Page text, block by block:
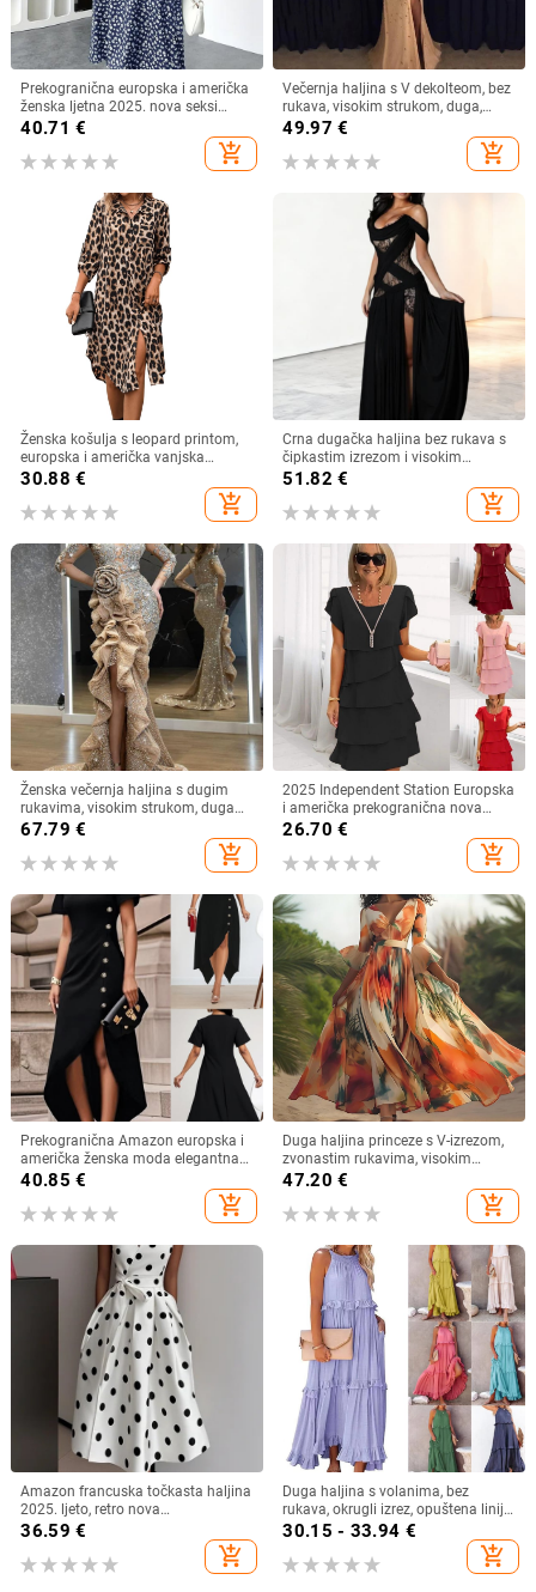
Prekogranična europska i američka
ženska ljetna 2025. nova seksi
haljina s V-izrezom i kratkim
cvjetnim uzorkom s Amazon
40.71 €
add_shopping_cart
Večernja haljina s V dekolteom, bez
rukava, visokim strukom, duga,
swing kroj, poliester, zip
49.97 €
add_shopping_cart
Ženska košulja s leopard printom,
europska i američka vanjska
trgovina, tkana haljina s rukavima i
sedam točaka, široka modna
ženska midi haljina s razdjelnim
30.88 €
add_shopping_cart
Crna dugačka haljina bez rukava s
čipkastim izrezom i visokim
prorezom, večernja haljina
51.82 €
add_shopping_cart
Ženska večernja haljina s dugim
rukavima, visokim strukom, duga
suknja, metalni sprej materijal,
67.79 €
add_shopping_cart
2025 Independent Station Europska
i američka prekogranična nova
ljetna haljina kratkih rukava
okruglog izreza jednobojna ženska
26.70 €
add_shopping_cart
Prekogranična Amazon europska i
američka ženska moda elegantna
nepravilna haljina s ukrasom od
40.85 €
add_shopping_cart
Duga haljina princeze s V-izrezom,
zvonastim rukavima, visokim
strukom, geometrijski uzorak,
47.20 €
add_shopping_cart
Amazon francuska točkasta haljina
2025. ljeto, retro nova
temperamentna uska suknja za
36.59 €
add_shopping_cart
Duga haljina s volanima, bez
rukava, okrugli izrez, opuštena linija
struka, poliester‑spandeks,
30.15 - 33.94 €
add_shopping_cart